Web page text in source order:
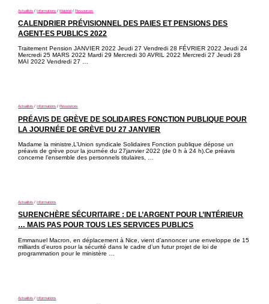
Actualités /Informations /Matériel /Ressources
CALENDRIER PRÉVISIONNEL DES PAIES ET PENSIONS DES
AGENT-ES PUBLICS 2022
Traitement Pension JANVIER 2022 Jeudi 27 Vendredi 28 FÉVRIER 2022 Jeudi 24
Mercredi 25 MARS 2022 Mardi 29 Mercredi 30 AVRIL 2022 Mercredi 27 Jeudi 28
MAI 2022 Vendredi 27 …
Actualités /Informations /Ressources
PRÉAVIS DE GRÈVE DE SOLIDAIRES FONCTION PUBLIQUE POUR
LA JOURNÉE DE GRÈVE DU 27 JANVIER
Madame la ministre,L’Union syndicale Solidaires Fonction publique dépose un
préavis de grève pour la journée du 27janvier 2022 (de 0 h à 24 h).Ce préavis
concerne l’ensemble des personnels titulaires, …
Actualités /Informations
SURENCHÈRE SÉCURITAIRE : DE L’ARGENT POUR L’INTÉRIEUR
… MAIS PAS POUR TOUS LES SERVICES PUBLICS
Emmanuel Macron, en déplacement à Nice, vient d’annoncer une enveloppe de 15
milliards d’euros pour la sécurité dans le cadre d’un futur projet de loi de
programmation pour le ministère …
Actualités /Informations